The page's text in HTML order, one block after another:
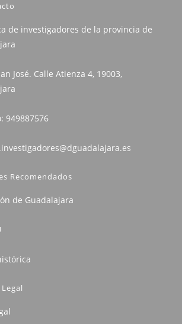
de investigadores de la provincia de
José. Calle Atienza 4, 19003,
949887576
Recomendados
de Guadalajara